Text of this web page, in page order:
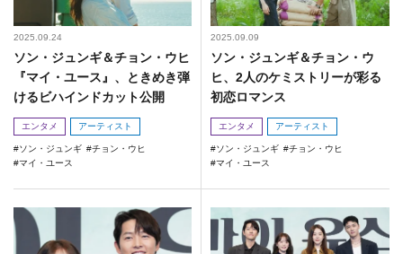
2025.09.24
ソン・ジュンギ＆チョン・ウヒ
『マイ・ユース』、ときめき弾
けるビハインドカット公開
エンタメ アーティスト
ソン・ジュンギ
チョン・ウヒ
マイ・ユース
2025.09.09
ソン・ジュンギ＆チョン・ウ
ヒ、2人のケミストリーが彩る
初恋ロマンス
エンタメ アーティスト
ソン・ジュンギ
チョン・ウヒ
マイ・ユース